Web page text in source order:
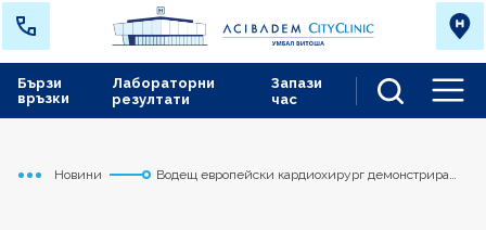
Лабораторни
резултати
Запази
час
Бързи
връзки
Начало
Сърдечно съдов център
Новини
Водещ европейски кардиохирург демонстрира